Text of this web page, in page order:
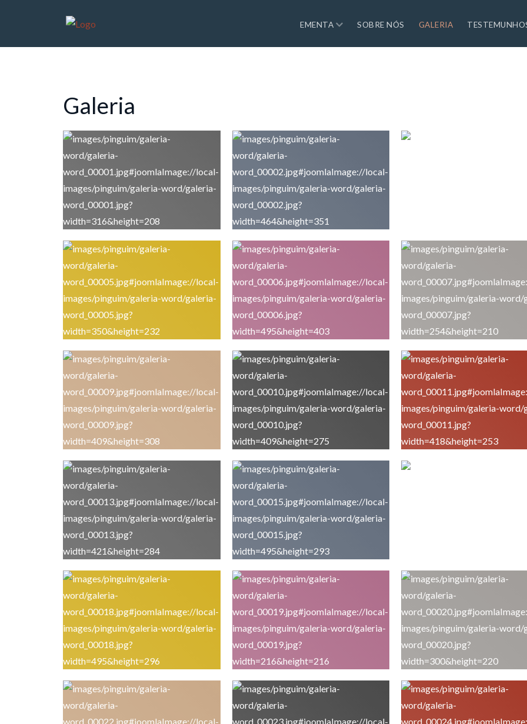
EMENTA SOBRE NÓS GALERIA
Galeria